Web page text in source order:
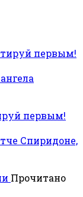
первым!
первым!
Спиридоне,
Прочитано